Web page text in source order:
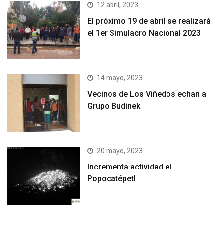
12 abril, 2023
El próximo 19 de abril se realizará
el 1er Simulacro Nacional 2023
14 mayo, 2023
Vecinos de Los Viñedos echan a
Grupo Budinek
20 mayo, 2023
Incrementa actividad el
Popocatépetl